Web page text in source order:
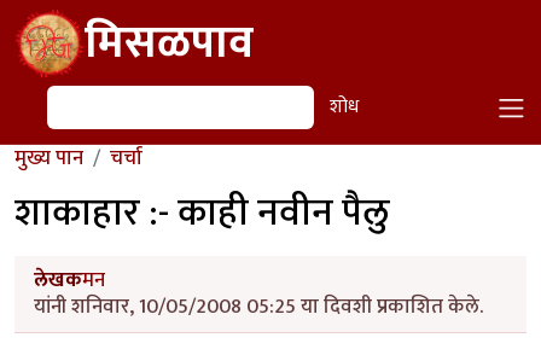
Skip to main contentमिसळपाव
शोध शोध
मुख्य पान चर्चा
शाकाहार :- काही नवीन पैलु
लेखकमन
यांनी शनिवार, 10/05/2008 05:25 या दिवशी प्रकाशित केले.